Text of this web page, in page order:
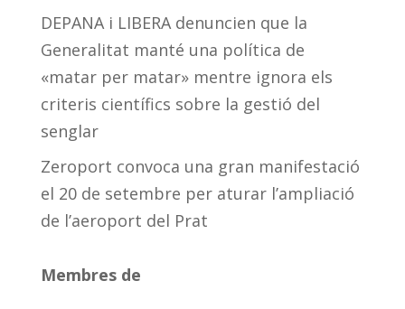
DEPANA i LIBERA denuncien que la
Generalitat manté una política de
«matar per matar» mentre ignora els
criteris científics sobre la gestió del
senglar
Zeroport convoca una gran manifestació
el 20 de setembre per aturar l’ampliació
de l’aeroport del Prat
Membres de